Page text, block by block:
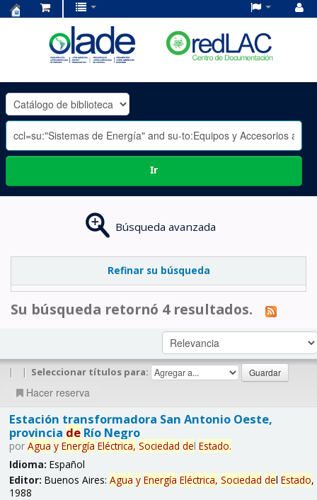
OLADE
-
Ir
Búsqueda avanzada
Refinar su búsqueda
Su búsqueda retornó 4 resultados.
| | Seleccionar títulos para:
Hacer reserva
Estación transformadora San Antonio Oeste,
provincia deRío Negro
por Agua y Energía Eléctrica, Sociedad del Estado.
Idioma: Español
Editor: Buenos Aires: Agua y Energía Eléctrica, Sociedad del Estado,
1988